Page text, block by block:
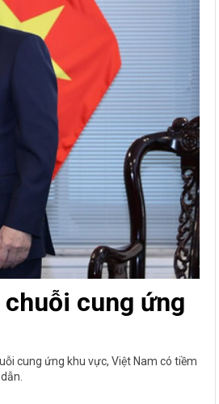
cung ứng
cung ứng khu vực, Việt Nam có tiềm